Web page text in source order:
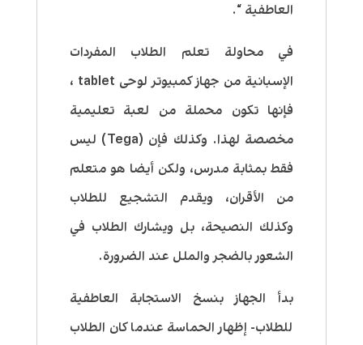
العاطفية “.
في محاولة تعلم الطلاب المفردات
الإسبانية من جهاز كمبيوتر لوحى tablet ،
فإنها تكون محملة من لعبة تعليمية
مخصصة لهذا. وكذلك فإن (Tega) ليس
فقط بمثابة مدرس، ولكن أيضا هو متعلم
من الأقران، ويقدم التشجيع للطلاب
وكذلك النصيحة، بل ويشارك الطلاب في
الشعور بالضجر والملل عند الضرورة.
بدأ الجهاز بنسخ الاستجابة العاطفية
للطلاب- إظهار الحماسة عندما كان الطلاب